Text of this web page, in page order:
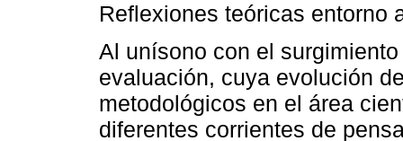
Reflexiones teóricas entorno
Al unísono con el
evaluación, cuya evolución
metodológicos en el área
diferentes corrientes de